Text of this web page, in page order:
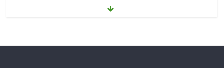
Θοδωρής Φέρρης